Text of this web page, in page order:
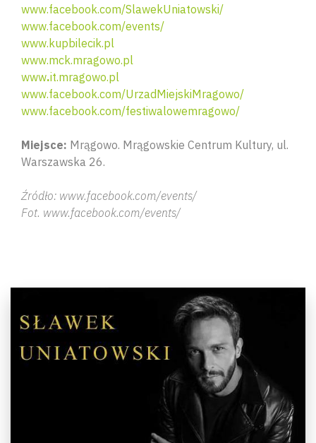
www.facebook.com/SlawekUniatowski/
www.facebook.com/events/
www.kupbilecik.pl
www.mck.mragowo.pl
www.it.mragowo.pl
www.facebook.com/UrzadMiejskiMragowo/
www.facebook.com/festiwalowemragowo/
Miejsce: Mrągowo. Mrągowskie Centrum Kultury, ul.
Warszawska 26.
Źródło: www.facebook.com/events/
Fot. www.facebook.com/events/